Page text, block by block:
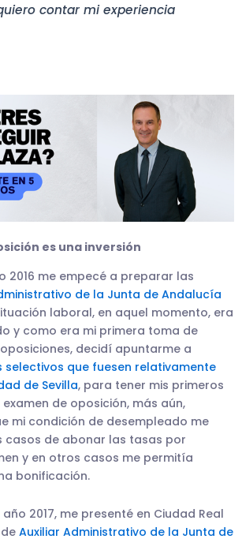
contar mi experiencia
es una inversión
2016 me empecé a preparar las
de la Junta de Andalucía
laboral, en aquel momento, era
y como era mi primera toma de
decidí apuntarme a
selectivos que fuesen relativamente
de Sevilla, para tener mis primeros
de oposición, más aún,
mi condición de desempleado me
casos de abonar las tasas por
y en otros casos me permitía
bonificación.
2017, me presenté en Ciudad Real
Auxiliar Administrativo de la Junta de